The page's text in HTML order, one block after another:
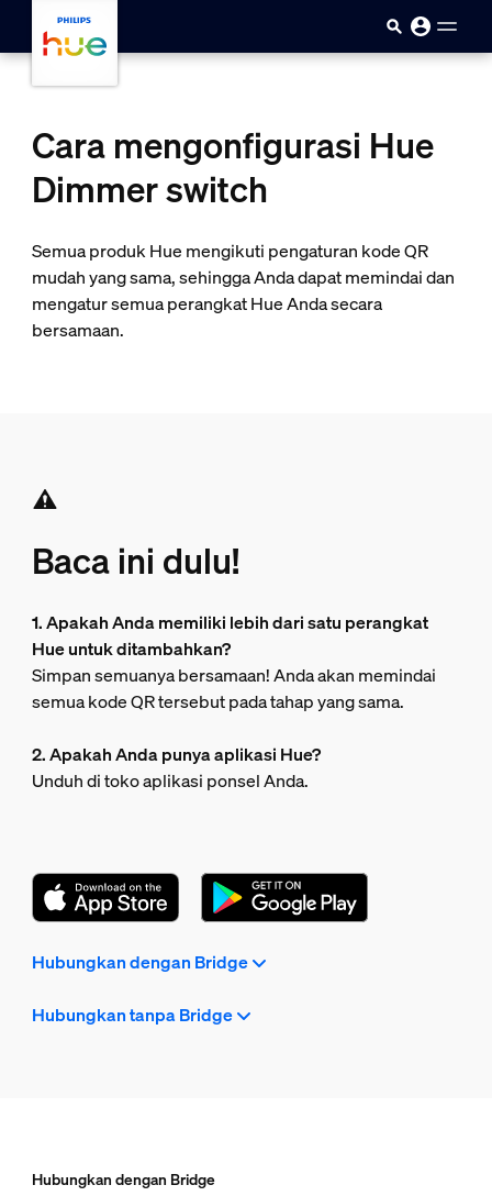
Cara mengonfigurasi Hue
Dimmer switch
Semua produk Hue mengikuti pengaturan kode QR
mudah yang sama, sehingga Anda dapat memindai dan
mengatur semua perangkat Hue Anda secara
bersamaan.
Baca ini dulu!
1. Apakah Anda memiliki lebih dari satu perangkat
Hue untuk ditambahkan?
Simpan semuanya bersamaan! Anda akan memindai
semua kode QR tersebut pada tahap yang sama.
2. Apakah Anda punya aplikasi Hue?
Unduh di toko aplikasi ponsel Anda.
Hubungkan dengan Bridge
Hubungkan tanpa Bridge
Hubungkan dengan Bridge